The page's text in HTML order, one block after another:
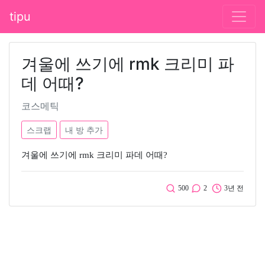
tipu
겨울에 쓰기에 rmk 크리미 파
데 어때?
코스메틱
스크랩 내 방 추가
겨울에 쓰기에 rmk 크리미 파데 어때?
500 2 3년 전